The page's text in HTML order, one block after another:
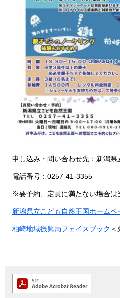
申し込み・問い合わせ先：新潟県
電話番号：0257-41-3355
※要予約、定員に満たない場合は
新潟県立こども自然王国ホームペ
柏崎地域振興局フェイスブック ＜